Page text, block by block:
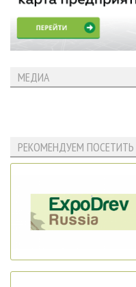
МЕДИА
РЕКОМЕНДУЕМ ПОСЕТИТЬ